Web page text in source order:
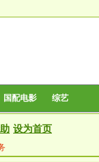
国配电影 综艺
设为首页